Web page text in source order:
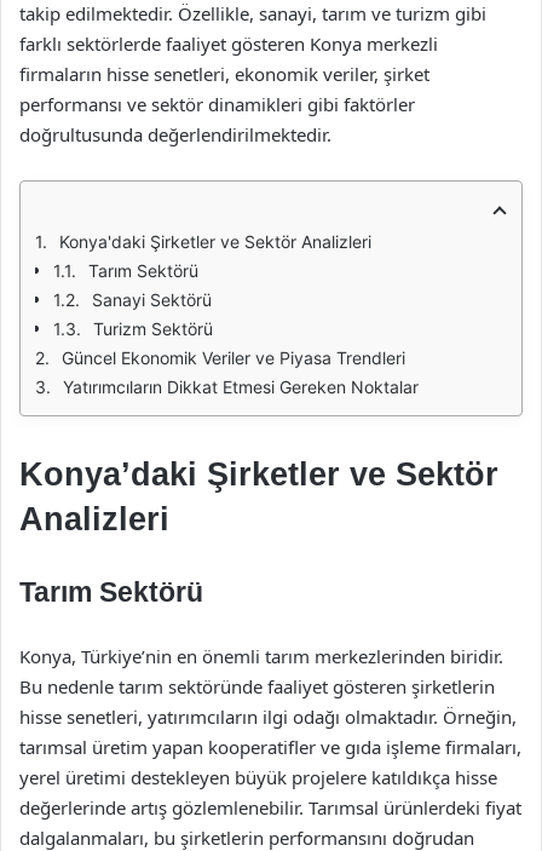
takip edilmektedir. Özellikle, sanayi, tarım ve turizm gibi
farklı sektörlerde faaliyet gösteren Konya merkezli
firmaların hisse senetleri, ekonomik veriler, şirket
performansı ve sektör dinamikleri gibi faktörler
doğrultusunda değerlendirilmektedir.
Konya'daki Şirketler ve Sektör Analizleri
Tarım Sektörü
Sanayi Sektörü
Turizm Sektörü
Güncel Ekonomik Veriler ve Piyasa Trendleri
Yatırımcıların Dikkat Etmesi Gereken Noktalar
Konya’daki Şirketler ve Sektör
Analizleri
Tarım Sektörü
Konya, Türkiye’nin en önemli tarım merkezlerinden biridir.
Bu nedenle tarım sektöründe faaliyet gösteren şirketlerin
hisse senetleri, yatırımcıların ilgi odağı olmaktadır. Örneğin,
tarımsal üretim yapan kooperatifler ve gıda işleme firmaları,
yerel üretimi destekleyen büyük projelere katıldıkça hisse
değerlerinde artış gözlemlenebilir. Tarımsal ürünlerdeki fiyat
dalgalanmaları, bu şirketlerin performansını doğrudan